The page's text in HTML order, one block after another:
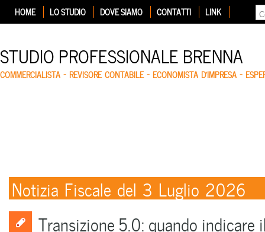
HOME LO STUDIO DOVE SIAMO CONTATTI LINK
STUDIO PROFESSIONALE BRENNA
COMMERCIALISTA – REVISORE CONTABILE – ECONOMISTA D'IMPRESA –
Notizia Fiscale del 3 Luglio 2026
Transizione 5.0: quando indicare